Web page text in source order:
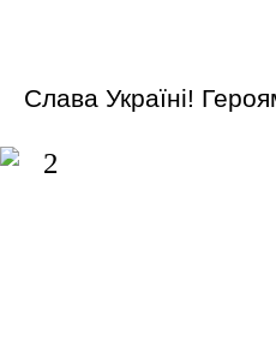
Слава Україні!